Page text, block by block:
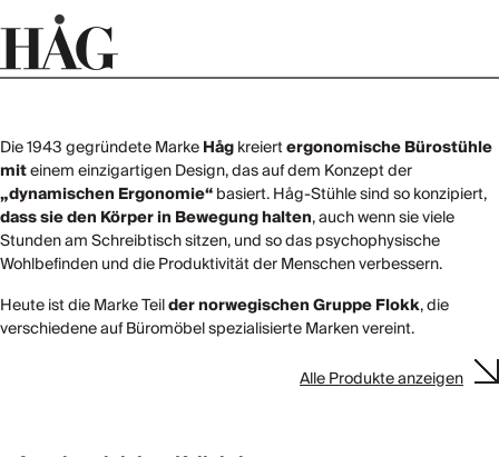
Die 1943 gegründete MarkeHågkreiertergonomische Bürostühle
miteinem einzigartigen Design, das auf dem Konzept der
„dynamischen Ergonomie“basiert. Håg-Stühle sind so konzipiert,
dass sie den Körper in Bewegung halten, auch wenn sie viele
Stunden am Schreibtisch sitzen, und so das psychophysische
Wohlbefinden und die Produktivität der Menschen verbessern.
Heute ist die Marke Teilder norwegischen Gruppe Flokk, die
verschiedene auf Büromöbel spezialisierte Marken vereint.
Alle Produkte anzeigen